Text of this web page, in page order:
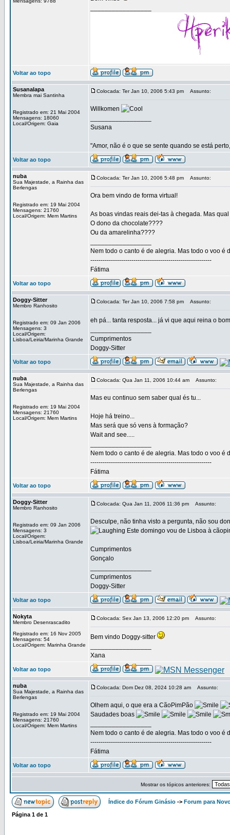
Voltar ao topo
Susanalapa
Membra mai Santinha
Registrado em: 21 Mai 2004
Mensagens: 18060
Local/Origem: Gaia
Colocada: Ter Jan 10, 2006 5:43 pm Assunto:
Willkomen
Susana
"Amor, não é o que se sente quando se está
Voltar ao topo
nuba
Sua Majestade, a Rainha das
Berlengas
Registrado em: 19 Mai 2004
Mensagens: 21760
Local/Origem: Mem Martins
Colocada: Ter Jan 10, 2006 5:48 pm Assunto:
Ora bem vindo de forma virtual!
As boas vindas reais dei-tas à chegada. Mas
O dono da chocolate????
Ou da amarelinha????
Nem todo o canto é de alegria. Mas todo o voo é
-----------------------------------------------------------
Fátima
Voltar ao topo
Doggy-Sitter
Membro Ranhosito
Registrado em: 09 Jan 2006
Mensagens: 3
Local/Origem:
Lisboa/Leiria/Marinha Grande
Colocada: Ter Jan 10, 2006 7:58 pm Assunto:
eh pá... tanta resposta... já vi que aqui reina o
Cumprimentos
Doggy-Sitter
Voltar ao topo
nuba
Sua Majestade, a Rainha das
Berlengas
Registrado em: 19 Mai 2004
Mensagens: 21760
Local/Origem: Mem Martins
Colocada: Qua Jan 11, 2006 10:44 am Assunto:
Mas eu continuo sem saber qual és tu...
Hoje há treino...
Mas será que só vens à formação?
Wait and see.....
Nem todo o canto é de alegria. Mas todo o voo é
-----------------------------------------------------------
Fátima
Voltar ao topo
Doggy-Sitter
Membro Ranhosito
Registrado em: 09 Jan 2006
Mensagens: 3
Local/Origem:
Lisboa/Leiria/Marinha Grande
Colocada: Qua Jan 11, 2006 11:36 pm Assunto:
Desculpe, não tinha visto a pergunta, não sou
Este domingo vou de Lisboa à
Cumprimentos
Gonçalo
Cumprimentos
Doggy-Sitter
Voltar ao topo
Nokyta
Membro Desenrascadito
Registrado em: 16 Nov 2005
Mensagens: 54
Local/Origem: Marinha Grande
Colocada: Sex Jan 13, 2006 12:20 pm Assunto:
Bem vindo Doggy-sitter
Xana
Voltar ao topo
nuba
Sua Majestade, a Rainha das
Berlengas
Registrado em: 19 Mai 2004
Mensagens: 21760
Local/Origem: Mem Martins
Colocada: Dom Dez 08, 2024 10:28 am Assunto:
Olhem aqui, o que era a CãoPimPão
Saudades boas
Nem todo o canto é de alegria. Mas todo o voo é
-----------------------------------------------------------
Fátima
Voltar ao topo
Mostrar os tópicos anteriores:
Índice do Fórum Ginásio -> Forum para
Página 1 de 1